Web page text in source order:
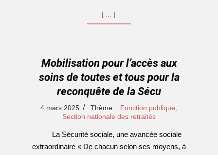
[…]
Mobilisation pour l’accès aux
soins de toutes et tous pour la
reconquête de la Sécu
2025-4 mars 2025 Thème : Fonction publique
Section nationale des retraités
La Sécurité sociale, une avancée sociale
extraordinaire « De chacun selon ses moyens, à